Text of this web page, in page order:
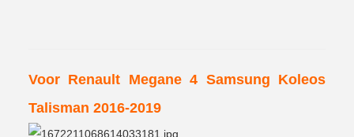
Voor Renault Megane 4 Samsung Koleos
Talisman 2016-2019